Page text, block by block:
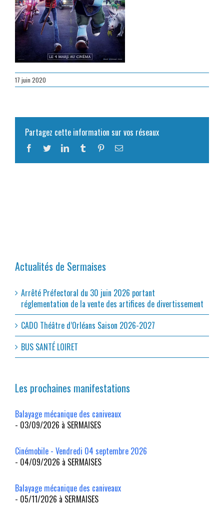
17 juin 2020
Partagez cette information sur vos réseaux
Facebook
TwitterLinkedInTumblr PinterestEmail
Actualités de Sermaises
Arrêté Préfectoral du 30 juin 2026 portant
réglementation de la vente des artifices de divertissement
CADO Théâtre d’Orléans Saison 2026-2027
BUS SANTÉ LOIRET
Les prochaines manifestations
Balayage mécanique des caniveaux
- 03/09/2026 à SERMAISES
Cinémobile - Vendredi 04 septembre 2026
- 04/09/2026 à SERMAISES
Balayage mécanique des caniveaux
- 05/11/2026 à SERMAISES